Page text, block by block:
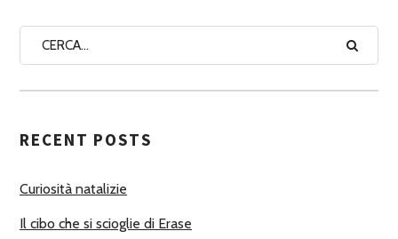
A
U
O
I
RECENT POSTS
Curiosità natalizie
Il cibo che si scioglie di Erase